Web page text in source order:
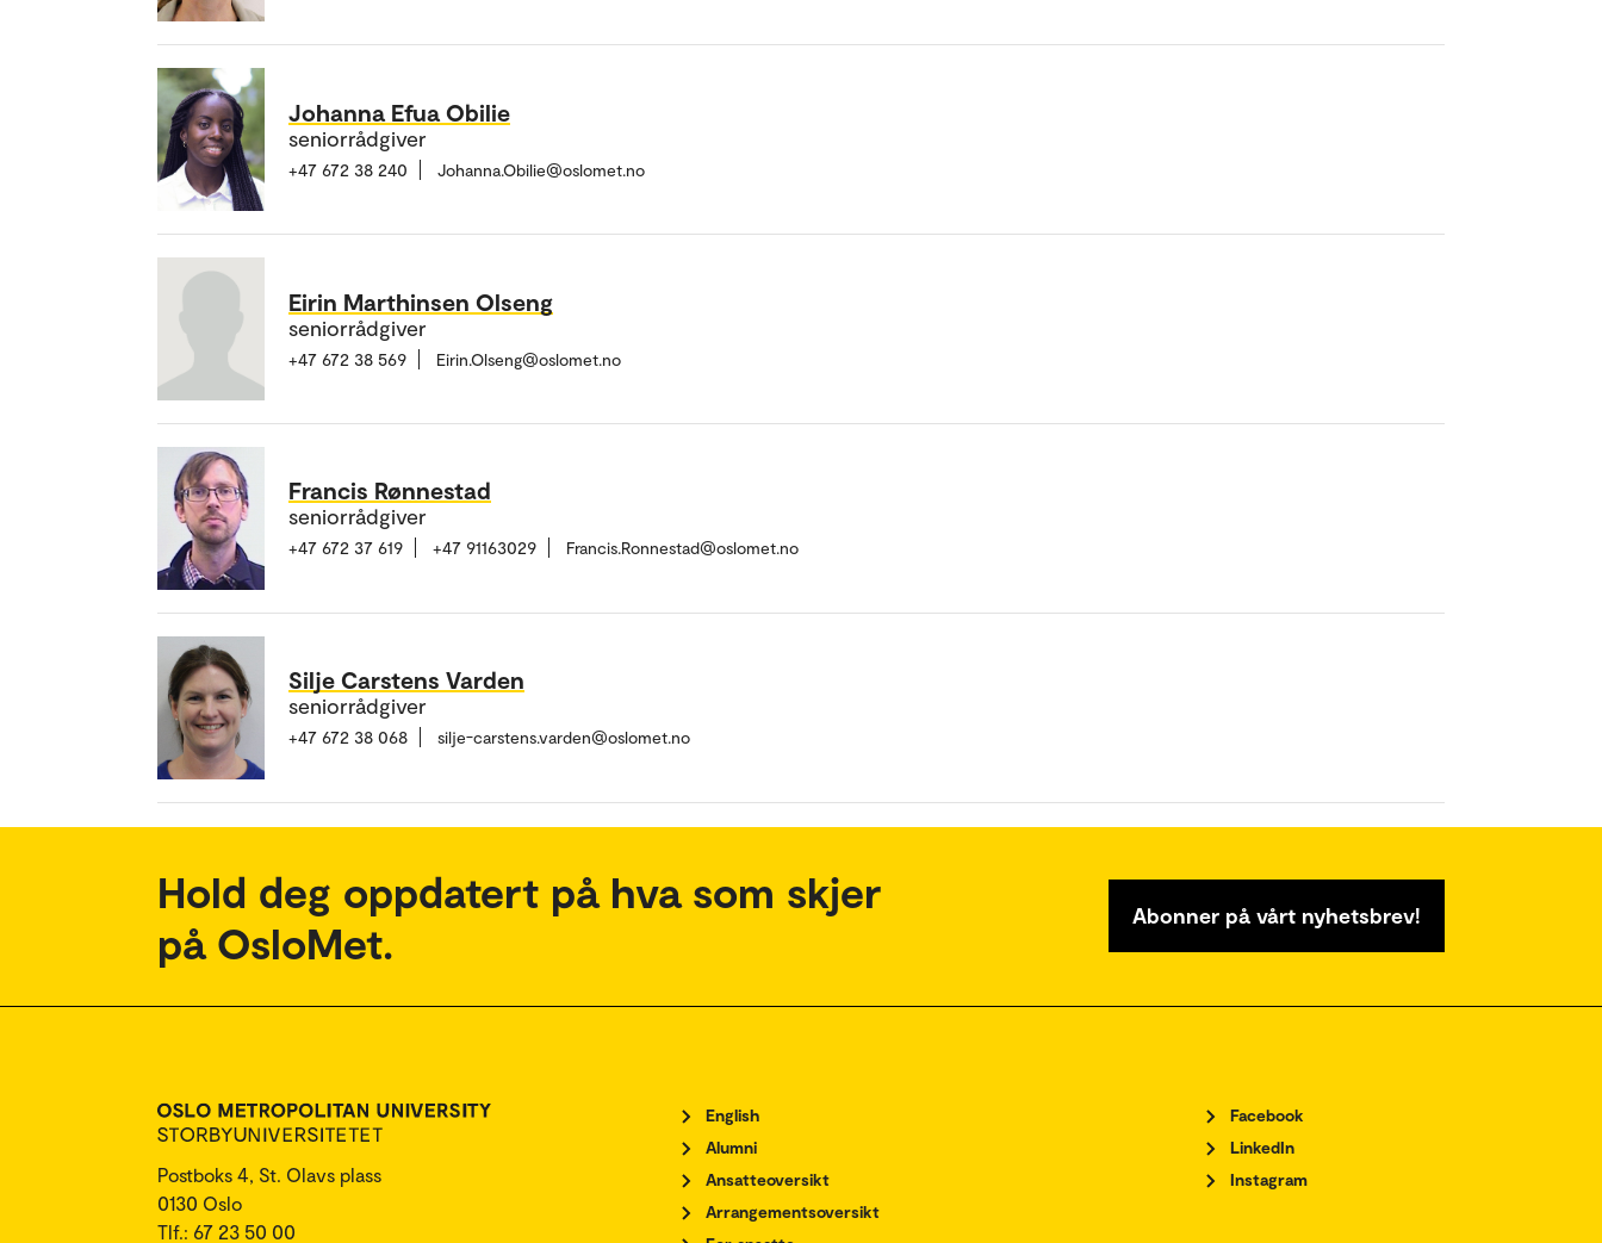
Johanna Efua Obilie
seniorrådgiver
+47 672 38 240 Johanna.Obilie@oslomet.no
Eirin Marthinsen Olseng
seniorrådgiver
+47 672 38 569 Eirin.Olseng@oslomet.no
Francis Rønnestad
seniorrådgiver
+47 672 37 619 +47 91163029 Francis.Ronnestad@oslomet.no
Silje Carstens Varden
seniorrådgiver
+47 672 38 068 silje-carstens.varden@oslomet.no
Hold deg oppdatert på hva som skjer
på OsloMet.
Abonner på vårt nyhetsbrev!
Postboks 4, St. Olavs plass
0130 Oslo
Tlf.: 67 23 50 00
English
Alumni
Ansatteoversikt
Arrangementsoversikt
Facebook
LinkedIn
Instagram